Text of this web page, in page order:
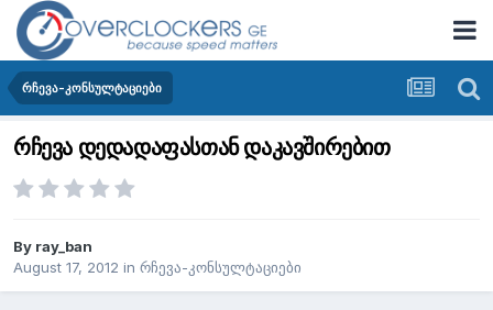
რჩევა-კონსულტაციები
რჩევა დედადაფასთან დაკავშირებით
By ray_ban
August 17, 2012 in რჩევა-კონსულტაციები